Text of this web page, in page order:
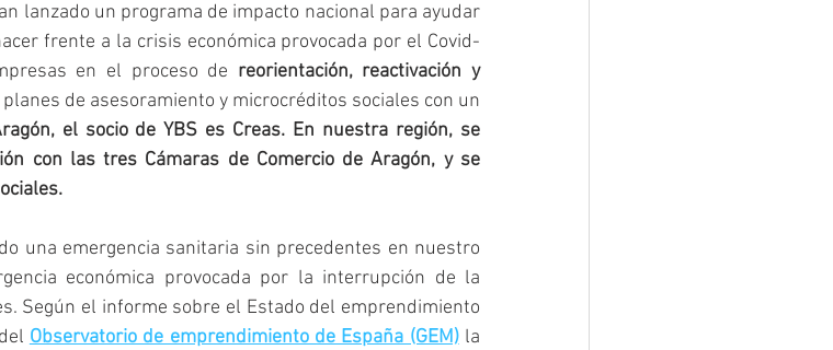
lanzado un programa de impacto nacional para ayudar
frente a la crisis económica provocada por el Covid-
en el proceso de reorientación, reactivación y
de asesoramiento y microcréditos sociales con un
el socio de YBS es Creas. En nuestra región, se
con las tres Cámaras de Comercio de Aragón, y se
una emergencia sanitaria sin precedentes en nuestro
económica provocada por la interrupción de la
Según el informe sobre el Estado del emprendimiento
Observatorio de emprendimiento de España (GEM) la